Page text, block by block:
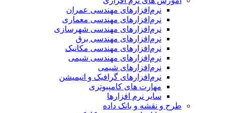
نرم‌افزارهای مهندسی عمران
نرم‌افزارهای مهندسی معماری
نرم‌افزارهای مهندسی شهرسازی
نرم‌افزارهای مهندسی برق
نرم‌افزارهای مهندسی مکانیک
نرم‌افزارهای مهندسی شیمی
نرم‌افزارهای شیمی
نرم‌افزارهای گرافیک و انیمیشن
مهارت های کامپیوتری
سایر نرم افزارها
طرح و نقشه و بانک داده